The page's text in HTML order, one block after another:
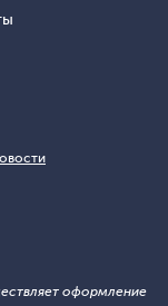
оформление